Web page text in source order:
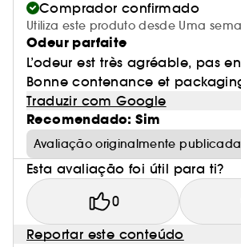
Comprador confirmado
Utiliza este produto desde Uma
Odeur parfaite
L’odeur est très agréable, pas
Bonne contenance et
Traduzir com Google
Recomendado: Sim
Avaliação originalmente
Esta avaliação foi útil para ti?
0
Reportar este conteúdo